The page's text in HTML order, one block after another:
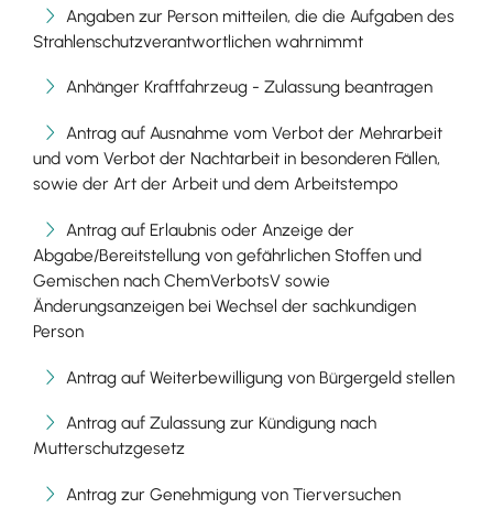
Angaben zur Person mitteilen, die die Aufgaben des
Strahlenschutzverantwortlichen wahrnimmt
Anhänger Kraftfahrzeug - Zulassung beantragen
Antrag auf Ausnahme vom Verbot der Mehrarbeit
und vom Verbot der Nachtarbeit in besonderen Fällen,
sowie der Art der Arbeit und dem Arbeitstempo
Antrag auf Erlaubnis oder Anzeige der
Abgabe/Bereitstellung von gefährlichen Stoffen und
Gemischen nach ChemVerbotsV sowie
Änderungsanzeigen bei Wechsel der sachkundigen
Person
Antrag auf Weiterbewilligung von Bürgergeld stellen
Antrag auf Zulassung zur Kündigung nach
Mutterschutzgesetz
Antrag zur Genehmigung von Tierversuchen